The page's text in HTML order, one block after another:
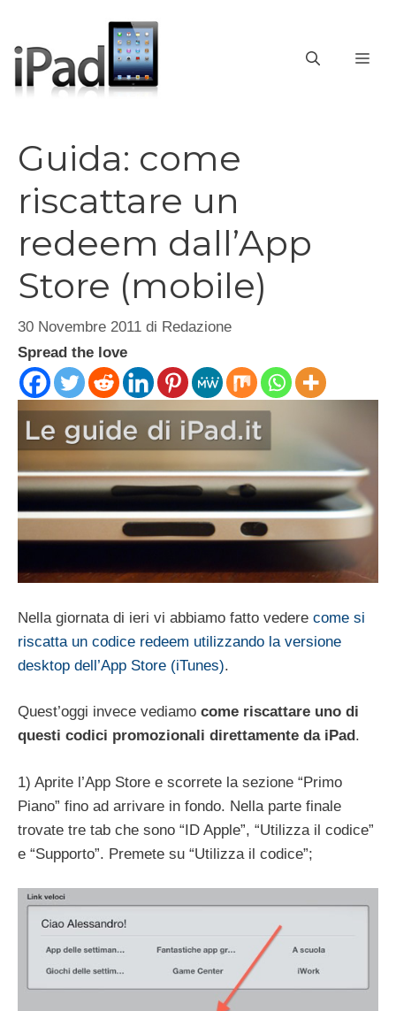
contenuto
Guida: come
riscattare un
redeem dall’App
Store (mobile)
30 Novembre 2011 di Redazione
Spread the love
Nella giornata di ieri vi abbiamo fatto vedere come si
riscatta un codice redeem utilizzando la versione
desktop dell’App Store (iTunes).
Quest’oggi invece vediamo come riscattare uno di
questi codici promozionali direttamente da iPad .
1) Aprite l’App Store e scorrete la sezione “Primo
Piano” fino ad arrivare in fondo. Nella parte finale
trovate tre tab che sono “ID Apple”, “Utilizza il codice”
e “Supporto”. Premete su “Utilizza il codice”;